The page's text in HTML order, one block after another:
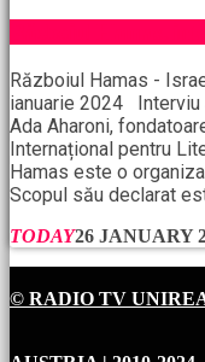
Războiul Hamas,
Războiul Hamas -
ianuarie 2024 Interviu
Ada Aharoni,
Internațional pentru
Hamas este o
Scopul său declarat
TODAY26 JANUARY
© RADIO TV